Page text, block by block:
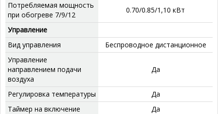
Потребляемая мощность
при обогреве 7/9/12
0.70/0.85/1,10 кВт
Управление
Вид управления
Беспроводное дистанционное
Управление
направлением подачи
воздуха
Да
Регулировка температуры
Да
Таймер на включение
Да